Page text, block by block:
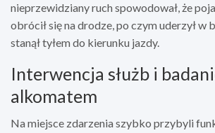
nieprzewidziany ruch spowodował, że
obrócił się na drodze, po czym uderzył w
stanął tyłem do kierunku jazdy.
Interwencja służb i
alkomatem
Na miejsce zdarzenia szybko przybyli